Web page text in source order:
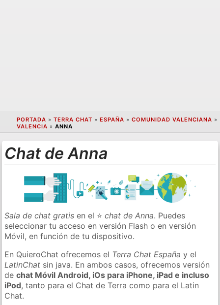
PORTADA » TERRA CHAT » ESPAÑA » COMUNIDAD VALENCIANA »
VALENCIA » ANNA
Chat de Anna
Sala de chat gratis en el ⭐chat de Anna. Puedes
seleccionar tu acceso en versión Flash o en versión
Móvil, en función de tu dispositivo.
En QuieroChat ofrecemos el Terra Chat España y el
LatinChat sin java. En ambos casos, ofrecemos versión
dechat Móvil Android, iOs para iPhone, iPad e incluso
iPod, tanto para el Chat de Terra como para el Latin
Chat.